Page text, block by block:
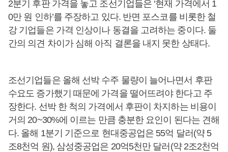
2분기 후판 가격을 놓고 조선기업들은 ‘현재 가격에서 1
0만 원 인하’를 주장하고 있다. 반면 포스코를 비롯한 철
강 기업들은 가격 인상이나 동결을 고려하는 중이다. 둘
간의 의견 차이가 심해 아직 결론을 내지 못한 상태다.
조선기업들은 올해 선박 수주 물량이 늘어나면서 후판
수요도 증가했기 때문에 가격을 떨어뜨려야 한다고 주
장한다. 선박 한 척의 가격에서 후판이 차지하는 비용이
거의 20~30%에 이르는 만큼 충분한 요인이 된다는 견해
다. 올해 1분기 기준으로 현대중공업은 55억 달러(약 5
조8천억 원), 삼성중공업은 20억5천만 달러(약 2조2천억